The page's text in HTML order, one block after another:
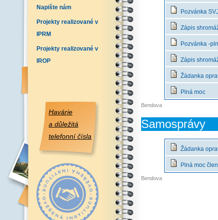
Napište nám
Projekty realizované v
IPRM
Projekty realizované v
IROP
Havárie
a důležitá
telefonní čísla
Pozvánka
Zápis
Pozvánka -
Zápis
Žádanka
Plná moc
Bendova
Samosprávy
Žádanka
Plná moc
Bendova